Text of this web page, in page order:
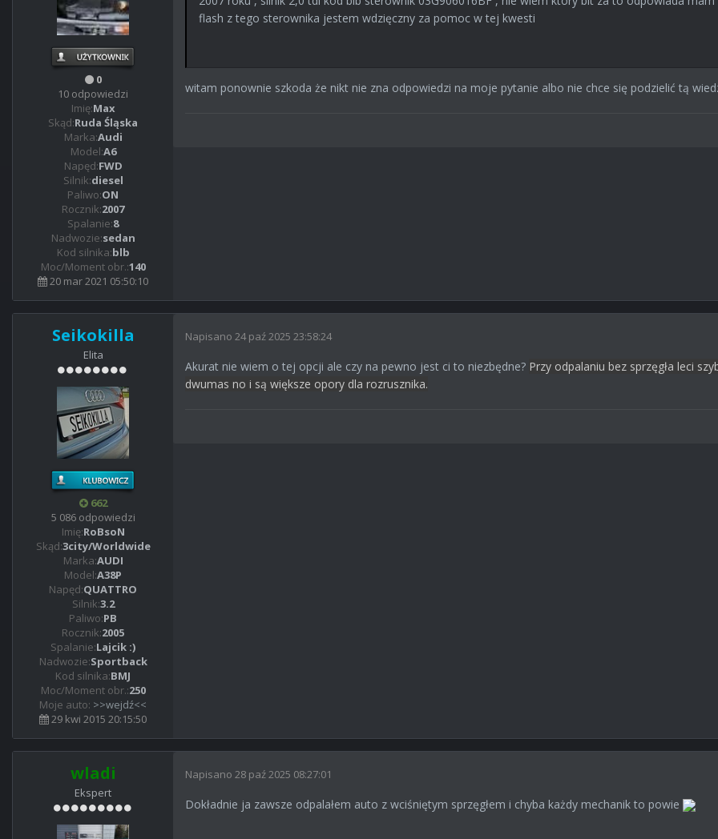
0
10 odpowiedzi
Imię:Max
Skąd:Ruda Śląska
Marka:Audi
Model:A6
Napęd:FWD
Silnik:diesel
Paliwo:ON
Rocznik:2007
Spalanie:8
Nadwozie:sedan
Kod silnika:blb
Moc/Moment obr.:140
20 mar 2021 05:50:10
flash z tego sterownika jestem wdzięczny za pomoc w tej kwesti
witam ponownie szkoda że nikt nie zna odpowiedzi na moje pytanie albo nie chce się podzielić tą
Seikokilla
Elita
662
5 086 odpowiedzi
Imię:RoBsoN
Skąd:3city/Worldwide
Marka:AUDI
Model:A38P
Napęd:QUATTRO
Silnik:3.2
Paliwo:PB
Rocznik:2005
Spalanie:Lajcik :)
Nadwozie:Sportback
Kod silnika:BMJ
Moc/Moment obr.:250
Moje auto: >>wejdź<<
29 kwi 2015 20:15:50
Napisano 24 paź 2025 23:58:24
Akurat nie wiem o tej opcji ale czy na pewno jest ci to niezbędne? Przy odpalaniu bez sprzęgła leci
dwumas no i są większe opory dla rozrusznika.
wladi
Ekspert
Napisano 28 paź 2025 08:27:01
Dokładnie ja zawsze odpalałem auto z wciśniętym sprzęgłem i chyba każdy mechanik to powie